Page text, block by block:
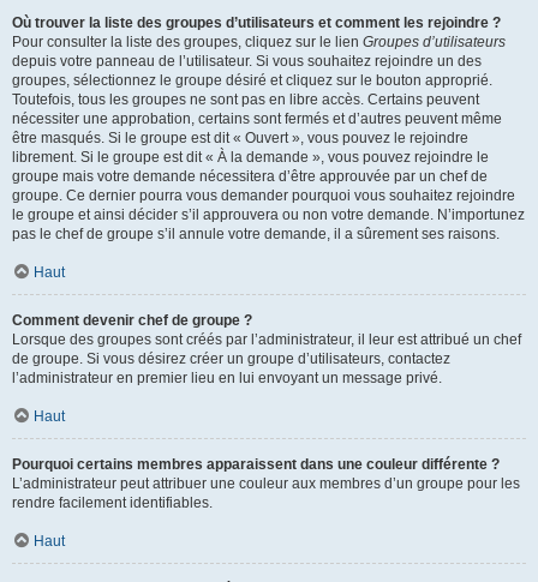
Où trouver la liste des groupes d’utilisateurs et comment les rejoindre ?
Pour consulter la liste des groupes, cliquez sur le lien Groupes d’utilisateurs
depuis votre panneau de l’utilisateur. Si vous souhaitez rejoindre un des
groupes, sélectionnez le groupe désiré et cliquez sur le bouton approprié.
Toutefois, tous les groupes ne sont pas en libre accès. Certains peuvent
nécessiter une approbation, certains sont fermés et d’autres peuvent même
être masqués. Si le groupe est dit « Ouvert », vous pouvez le rejoindre
librement. Si le groupe est dit « À la demande », vous pouvez rejoindre le
groupe mais votre demande nécessitera d’être approuvée par un chef de
groupe. Ce dernier pourra vous demander pourquoi vous souhaitez rejoindre
le groupe et ainsi décider s’il approuvera ou non votre demande. N’importunez
pas le chef de groupe s’il annule votre demande, il a sûrement ses raisons.
Haut
Comment devenir chef de groupe ?
Lorsque des groupes sont créés par l’administrateur, il leur est attribué un chef
de groupe. Si vous désirez créer un groupe d’utilisateurs, contactez
l’administrateur en premier lieu en lui envoyant un message privé.
Haut
Pourquoi certains membres apparaissent dans une couleur différente ?
L’administrateur peut attribuer une couleur aux membres d’un groupe pour les
rendre facilement identifiables.
Haut